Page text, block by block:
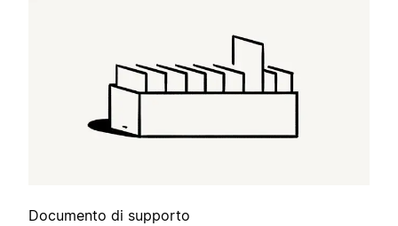
Documento di supporto